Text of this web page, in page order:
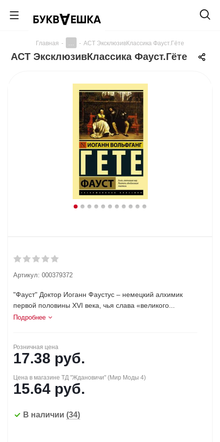
Главная - - АСТ ЭксклюзивКлассика Фауст.Гёте
АСТ ЭксклюзивКлассика Фауст.Гёте
Артикул: 000379372
"Фауст" Доктор Иоганн Фаустус – немецкий алхимик
первой половины XVI века, чья слава «великого...
Подробнее
Розничная цена
17.38 руб.
Цена в магазине ТД "Ждановичи" (Мир Моды 4)
15.64 руб.
В наличии (34)